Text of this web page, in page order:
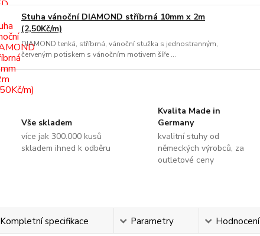
Stuha vánoční DIAMOND stříbrná 10mm x 2m
(2,50Kč/m)
DIAMOND tenká, stříbrná, vánoční stužka s jednostranným,
červeným potiskem s vánočním motivem šíře ...
Vše skladem
více jak 300.000 kusů
skladem ihned k odběru
Kvalita Made in
Germany
kvalitní stuhy od
německých výrobců, za
outletové ceny
Kompletní specifikace Parametry Hodnocení